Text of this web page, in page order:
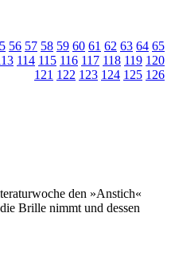
56 57 58 59 60 61 62 63 64 65
114 115 116 117 118 119 120
121 122 123 124 125 126
den »Anstich«
Brille nimmt und dessen